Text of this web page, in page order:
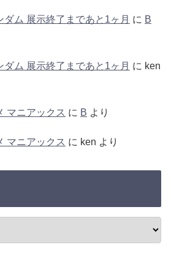
ム 展示終了まであと1ヶ月 に B
ム 展示終了まであと1ヶ月 に ken
マニアックス に B より
マニアックス に ken より